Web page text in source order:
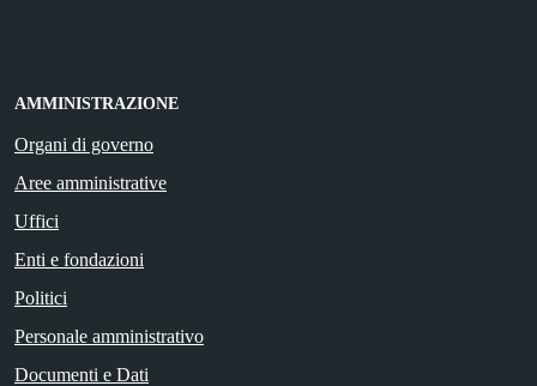
AMMINISTRAZIONE
Organi di governo
Aree amministrative
Uffici
Enti e fondazioni
Politici
Personale amministrativo
Documenti e Dati